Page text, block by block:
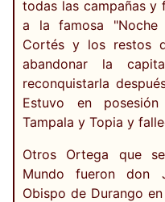
todas las campañas y
a la famosa "Noche
Cortés y los restos
abandonar la
reconquistarla
Estuvo en
Tampala y Topia y
Otros Ortega que
Mundo fueron don
Obispo de Durango